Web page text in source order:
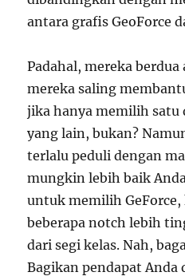
antara grafis GeoForce
Padahal, mereka
mereka saling
jika hanya memilih satu
yang lain, bukan?
terlalu peduli dengan
mungkin lebih baik
untuk memilih
beberapa notch lebih
dari segi kelas. Nah,
Bagikan pendapat Anda